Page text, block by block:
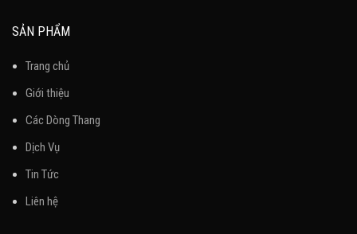
SẢN PHẨM
Trang chủ
Giới thiệu
Các Dòng Thang
Dịch Vụ
Tin Tức
Liên hệ